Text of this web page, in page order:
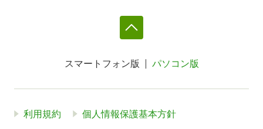
スマートフォン版 パソコン版
利用規約 個人情報保護基本方針